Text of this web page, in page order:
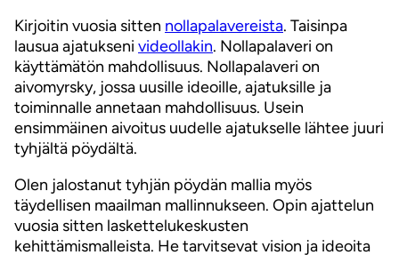
Kirjoitin vuosia sitten nollapalavereista. Taisinpa
lausua ajatukseni videollakin. Nollapalaveri on
käyttämätön mahdollisuus. Nollapalaveri on
aivomyrsky, jossa uusille ideoille, ajatuksille ja
toiminnalle annetaan mahdollisuus. Usein
ensimmäinen aivoitus uudelle ajatukselle lähtee juuri
tyhjältä pöydältä.
Olen jalostanut tyhjän pöydän mallia myös
täydellisen maailman mallinnukseen. Opin ajattelun
vuosia sitten laskettelukeskusten
kehittämismalleista. He tarvitsevat vision ja ideoita